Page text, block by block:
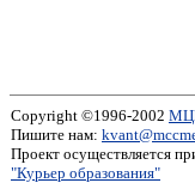
Copyright ©1996-2002
Пишите нам:
Проект осуществляется
"Курьер образования"